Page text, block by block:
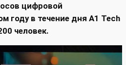
цифровой
году в течение дня A1 Tech
человек.